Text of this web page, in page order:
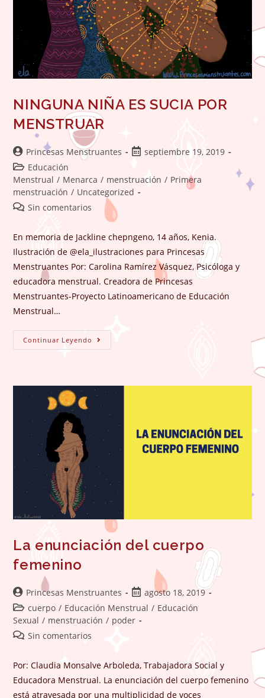
NINGUNA NIÑA ES SUCIA POR
MENSTRUAR
Autor
de
la
entrada:
Princesas Menstruantes
Publicación
la
entrada:
septiembre 19, 2019
Categoría
de
la
entrada:
Educación
Menstrual / Menarca / menstruación / Primera
menstruación / Uncategorized
Comentarios
entrada:
Sin comentarios
En memoria de Jackline chepngeno, 14 años, Kenia.
Ilustración de @ela_ilustraciones para Princesas
Menstruantes Por: Carolina Ramírez Vásquez, Psicóloga y
educadora menstrual. Creadora de Princesas
Menstruantes-Proyecto Latinoamericano de Educación
Menstrual…
Continuar Leyendo NINGUNA
NIÑA
La enunciación del cuerpo
femenino
Autor
de
la
entrada:
Princesas Menstruantes
Publicación
de
la
agosto 18, 2019
Categoría
de
la
cuerpo / Educación Menstrual / Educación
Sexual / menstruación / poder
Comentarios
la
Sin comentarios
Por: Claudia Monsalve Arboleda, Trabajadora Social y
Educadora Menstrual. La enunciación del cuerpo femenino
está atravesada por una multiplicidad de voces